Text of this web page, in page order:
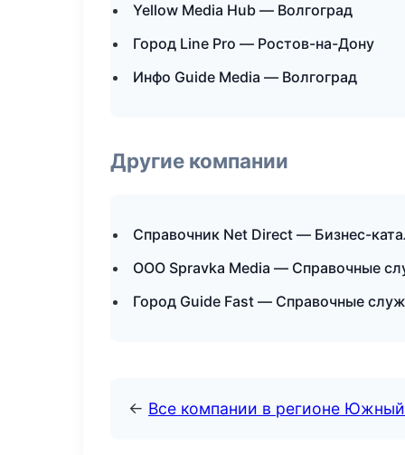
Yellow Media Hub — Волгоград
Город Line Pro — Ростов-на-Дону
Инфо Guide Media — Волгоград
Другие компании
Справочник Net Direct — Бизнес-
ООО Spravka Media — Справочные
Город Guide Fast — Справочные
← Все компании в регионе